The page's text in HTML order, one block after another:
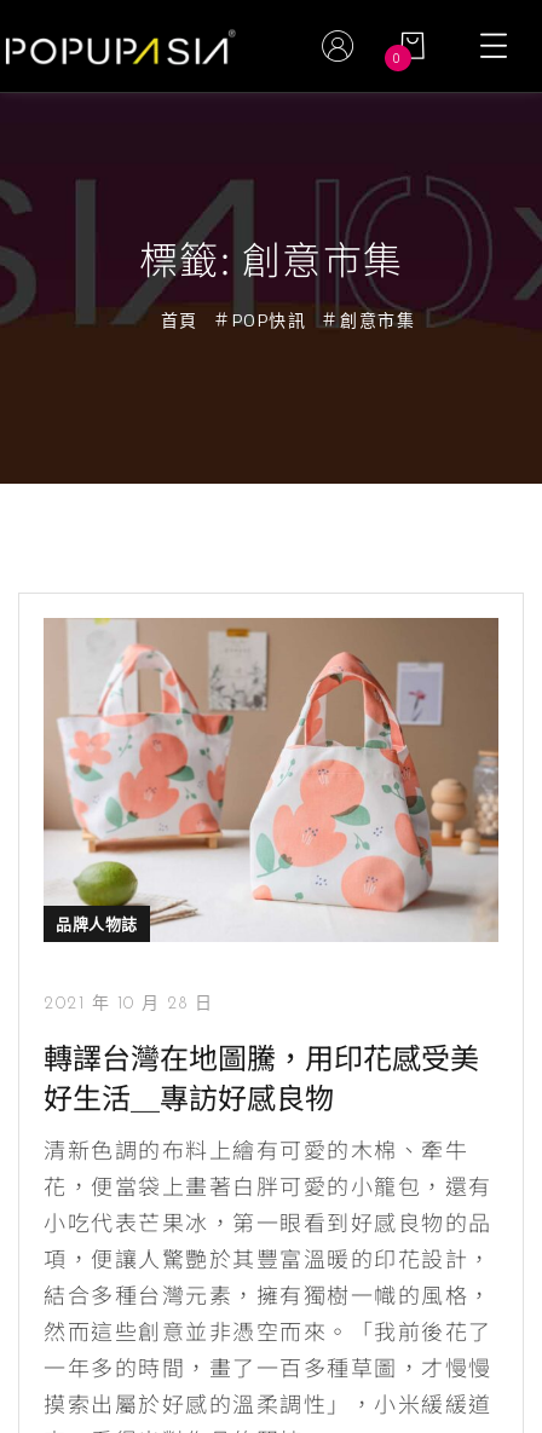
0
標籤: 創意市集
首頁 POP快訊 創意市集
品牌人物誌
2021 年 10 月 28 日
轉譯台灣在地圖騰，用印花感受美
好生活＿專訪好感良物
清新色調的布料上繪有可愛的木棉、牽牛
花，便當袋上畫著白胖可愛的小籠包，還有
小吃代表芒果冰，第一眼看到好感良物的品
項，便讓人驚艷於其豐富溫暖的印花設計，
結合多種台灣元素，擁有獨樹一幟的風格，
然而這些創意並非憑空而來。「我前後花了
一年多的時間，畫了一百多種草圖，才慢慢
摸索出屬於好感的溫柔調性」，小米緩緩道